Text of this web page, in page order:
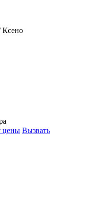
Ксено
цены Вызвать